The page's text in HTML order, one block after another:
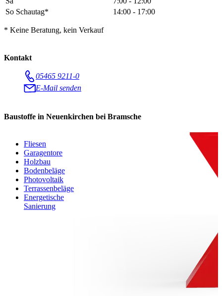
So Schautag*
14:00 - 17:00
* Keine Beratung, kein Verkauf
Kontakt
05465 9211-0
E-Mail senden
Baustoffe in Neuenkirchen bei Bramsche
Fliesen
Garagentore
Holzbau
Bodenbeläge
Photovoltaik
Terrassenbeläge
Energetische
Sanierung